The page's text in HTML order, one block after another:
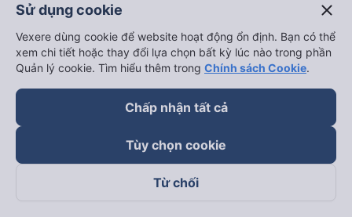
Hà Nội đi Tam Đảo
Đà Nẵng đi Hội An
Đà Nẵng đi Huế
Hải Phòng đi Hà Nội
Sử dụng cookie close
Vexere dùng cookie để website hoạt động ổn định. Bạn có thể
xem chi tiết hoặc thay đổi lựa chọn bất kỳ lúc nào trong phần
Quản lý cookie. Tìm hiểu thêm trong Chính sách Cookie.
Chấp nhận tất cả
Tùy chọn cookie
Từ chối